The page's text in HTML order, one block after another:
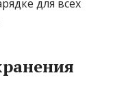
для всех